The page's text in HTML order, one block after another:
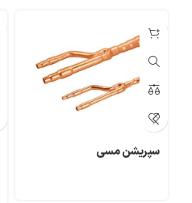
سپریشن مسی